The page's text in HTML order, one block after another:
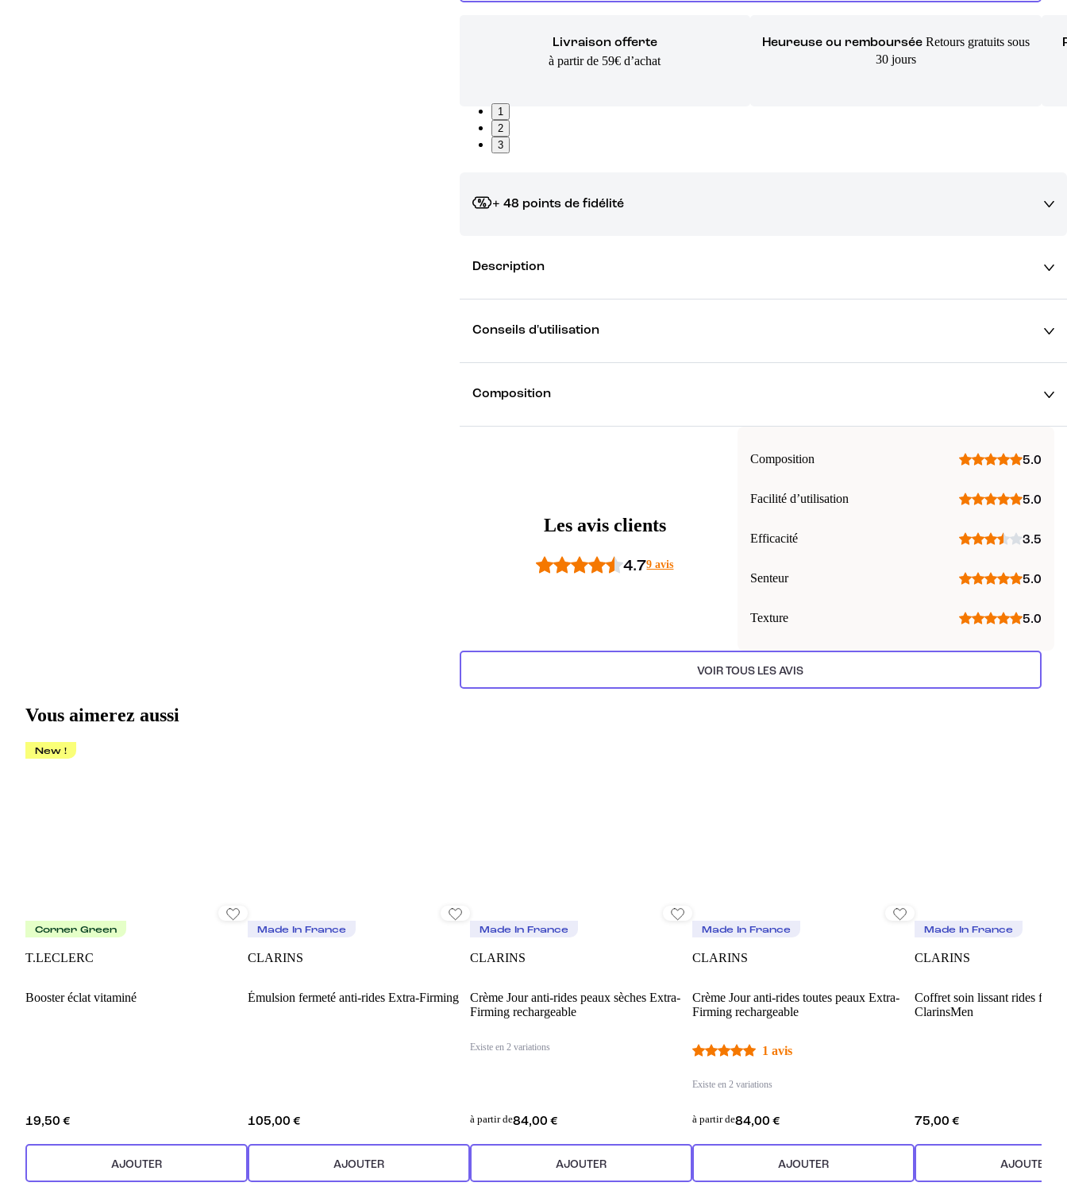
Livraison offerte
à partir de 59€ d’achat
Heureuse ou remboursée Retours gratuits sous
30 jours
1
2
3
+ 48 points de fidélité
Description
Conseils d'utilisation
Composition
Les avis clients
4.79 avis
Composition 5.0
Facilité d’utilisation 5.0
Efficacité 3.5
Senteur 5.0
Texture 5.0
VOIR TOUS LES AVIS
Vous aimerez aussi
New !
Corner Green
T.LECLERC
Booster éclat vitaminé
19,50 €
AJOUTER
Made In France
CLARINS
Émulsion fermeté anti-rides Extra-Firming
105,00 €
AJOUTER
Made In France
CLARINS
Crème Jour anti-rides peaux sèches Extra-
Firming rechargeable
Existe en 2 variations
à partir de84,00 €
AJOUTER
Made In France
CLARINS
Crème Jour anti-rides toutes peaux Extra-
Firming rechargeable
1 avis
Existe en 2 variations
à partir de84,00 €
AJOUTER
Made In France
CLARINS
Coffret soin lissant rides
ClarinsMen
75,00 €
AJOUTER